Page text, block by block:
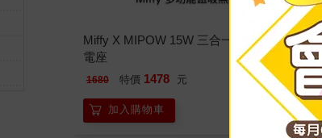
Miffy X MIPOW 15W 三合一多功能磁吸無線
電座
1680 特價 1478 元
加入購物車